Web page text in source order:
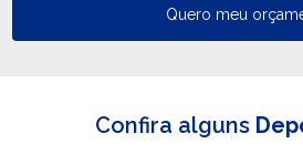
Quero meu
Confira alguns